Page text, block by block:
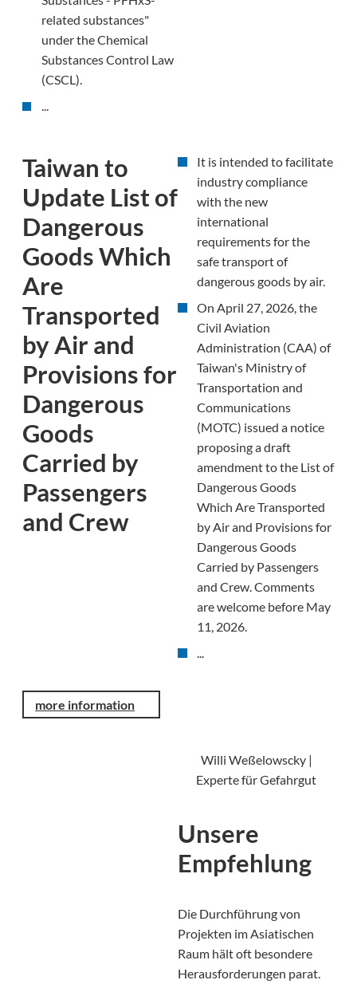
related substances"
under the Chemical
Substances Control Law
(CSCL).
...
Taiwan to
Update List of
Dangerous
Goods Which
Are
Transported
by Air and
Provisions for
Dangerous
Goods
Carried by
Passengers
and Crew
It is intended to facilitate
industry compliance
with the new
international
requirements for the
safe transport of
dangerous goods by air.
On April 27, 2026, the
Civil Aviation
Administration (CAA) of
Taiwan's Ministry of
Transportation and
Communications
(MOTC) issued a notice
proposing a draft
amendment to the List of
Dangerous Goods
Which Are Transported
by Air and Provisions for
Dangerous Goods
Carried by Passengers
and Crew. Comments
are welcome before May
11, 2026.
...
more information
Willi Weßelowscky |
Experte für Gefahrgut
Unsere
Empfehlung
Die Durchführung von
Projekten im Asiatischen
Raum hält oft besondere
Herausforderungen parat.